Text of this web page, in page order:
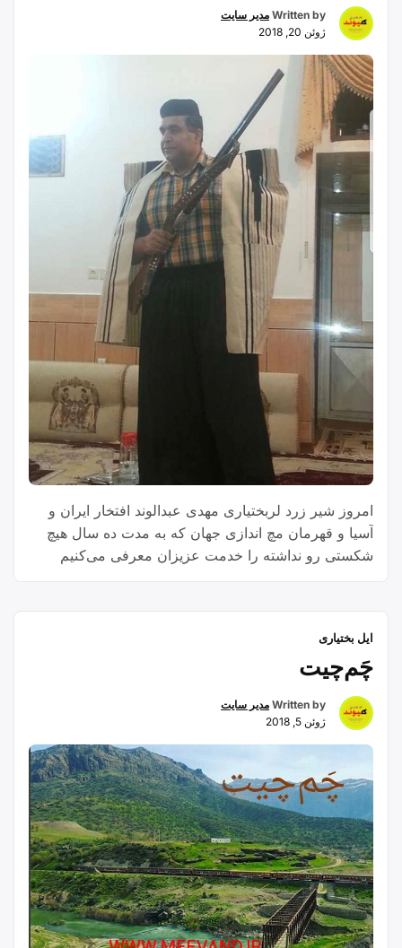
Written by مدیر سایت
ژوئن 20, 2018
امروز شیر زرد لربختیاری مهدی عبدالوند افتخار ایران و
آسیا و قهرمان مچ اندازی جهان که به مدت ده سال هیچ
شکستی رو نداشته را خدمت عزیزان معرفی می‌کنیم
ورزشی …
ایل بختیاری
چَم‌چیت
Written by مدیر سایت
ژوئن 5, 2018